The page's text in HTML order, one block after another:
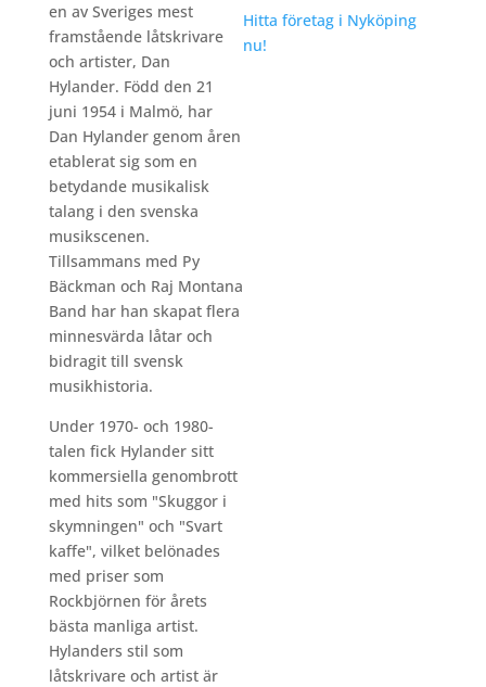
en av Sveriges mest
framstående låtskrivare
och artister, Dan
Hylander. Född den 21
juni 1954 i Malmö, har
Dan Hylander genom åren
etablerat sig som en
betydande musikalisk
talang i den svenska
musikscenen.
Tillsammans med Py
Bäckman och Raj Montana
Band har han skapat flera
minnesvärda låtar och
bidragit till svensk
musikhistoria.
Under 1970- och 1980-
talen fick Hylander sitt
kommersiella genombrott
med hits som "Skuggor i
skymningen" och "Svart
kaffe", vilket belönades
med priser som
Rockbjörnen för årets
bästa manliga artist.
Hylanders stil som
låtskrivare och artist är
Hitta företag i Nyköping
nu!